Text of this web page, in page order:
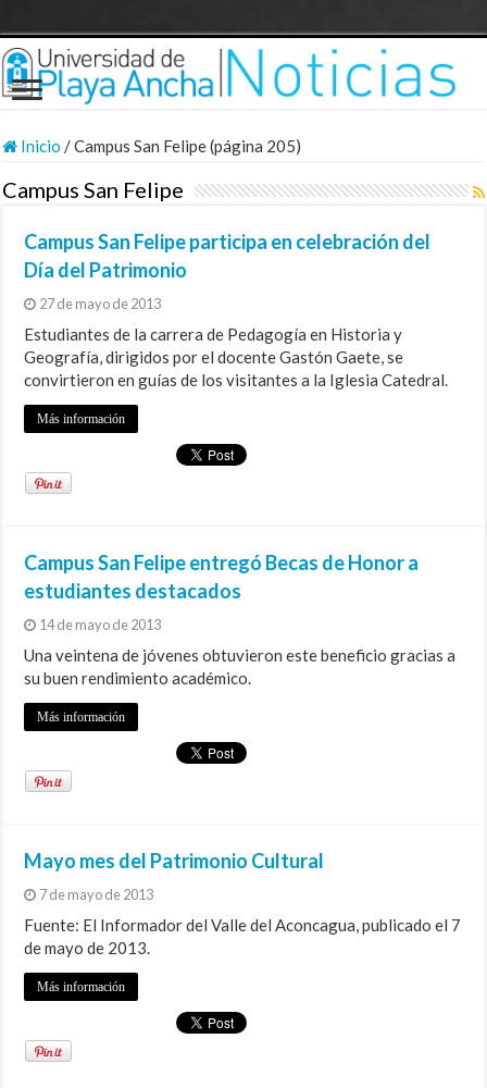
Inicio /Campus San Felipe (página 205)
Campus San Felipe
Campus San Felipe participa en celebración del
Día del Patrimonio
27 de mayo de 2013
Estudiantes de la carrera de Pedagogía en Historia y
Geografía, dirigidos por el docente Gastón Gaete, se
convirtieron en guías de los visitantes a la Iglesia Catedral.
Más información
Campus San Felipe entregó Becas de Honor a
estudiantes destacados
14 de mayo de 2013
Una veintena de jóvenes obtuvieron este beneficio gracias a
su buen rendimiento académico.
Más información
Mayo mes del Patrimonio Cultural
7 de mayo de 2013
Fuente: El Informador del Valle del Aconcagua, publicado el 7
de mayo de 2013.
Más información